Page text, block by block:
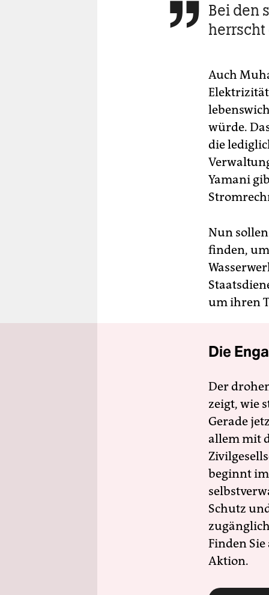
 Bei den
Auch
würde.
die
Yamani
Nun
finden,
um ihren
Die
Der
zeigt, wie
Gerade
allem mit
beginnt
Schutz
Finden
Aktion.